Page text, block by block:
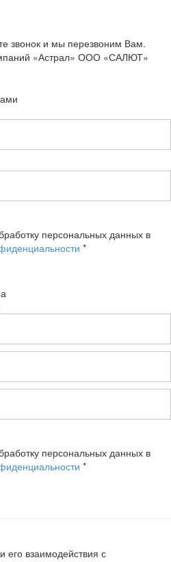
звонок и мы перезвоним Вам.
«Астрал» ООО «САЛЮТ»
персональных данных в
*
персональных данных в
*
его взаимодействия с